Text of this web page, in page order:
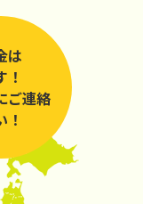
は
！
ご連絡
！